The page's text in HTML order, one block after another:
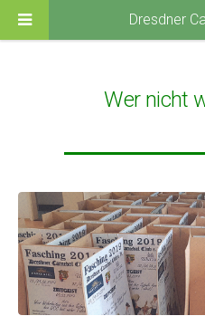
Wer nicht
Dresdner